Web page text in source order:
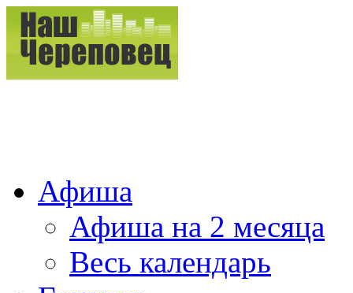
Афиша
Афиша на 2 месяца
Весь календарь